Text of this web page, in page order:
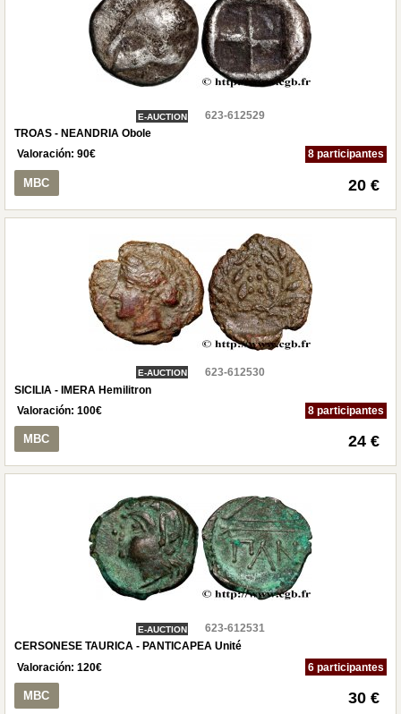
E-AUCTION
623-612529
TROAS - NEANDRIA Obole
Valoración: 90€ 8 participantes
MBC 20 €
E-AUCTION
623-612530
SICILIA - IMERA Hemilitron
Valoración: 100€ 8 participantes
MBC 24 €
E-AUCTION
623-612531
CERSONESE TAURICA - PANTICAPEA Unité
Valoración: 120€ 6 participantes
MBC 30 €